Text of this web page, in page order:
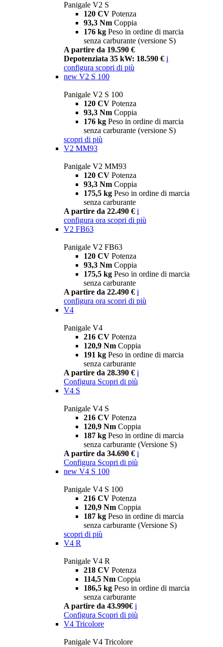
Panigale V2 S
120 CV Potenza
93,3 Nm Coppia
176 kg Peso in ordine di marcia
senza carburante (versione S)
A partire da 19.590 €
Depotenziata 35 kW: 18.590 € i
configura scopri di più
new V2 S 100
Panigale V2 S 100
120 CV Potenza
93,3 Nm Coppia
176 kg Peso in ordine di marcia
senza carburante (versione S)
scopri di più
V2 MM93
Panigale V2 MM93
120 CV Potenza
93,3 Nm Coppia
175,5 kg Peso in ordine di marcia
senza carburante
A partire da 22.490 € i
configura ora scopri di più
V2 FB63
Panigale V2 FB63
120 CV Potenza
93,3 Nm Coppia
175,5 kg Peso in ordine di marcia
senza carburante
A partire da 22.490 € i
configura ora scopri di più
V4
Panigale V4
216 CV Potenza
120,9 Nm Coppia
191 kg Peso in ordine di marcia
senza carburante
A partire da 28.390 € i
Configura Scopri di più
V4 S
Panigale V4 S
216 CV Potenza
120,9 Nm Coppia
187 kg Peso in ordine di marcia
senza carburante (Versione S)
A partire da 34.690 € i
Configura Scopri di più
new V4 S 100
Panigale V4 S 100
216 CV Potenza
120,9 Nm Coppia
187 kg Peso in ordine di marcia
senza carburante (Versione S)
scopri di più
V4 R
Panigale V4 R
218 CV Potenza
114,5 Nm Coppia
186,5 kg Peso in ordine di marcia
senza carburante
A partire da 43.990€ i
Configura Scopri di più
V4 Tricolore
Panigale V4 Tricolore